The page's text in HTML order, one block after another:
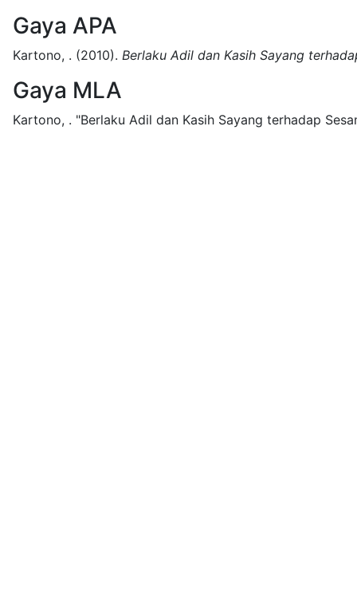
Gaya APA
Kartono, . (2010). Berlaku Adil dan Kasih Sayang
Gaya MLA
Kartono, . "Berlaku Adil dan Kasih Sayang terhadap